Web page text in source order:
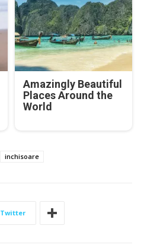
Amazingly Beautiful
Places Around the
World
inchisoare
Twitter